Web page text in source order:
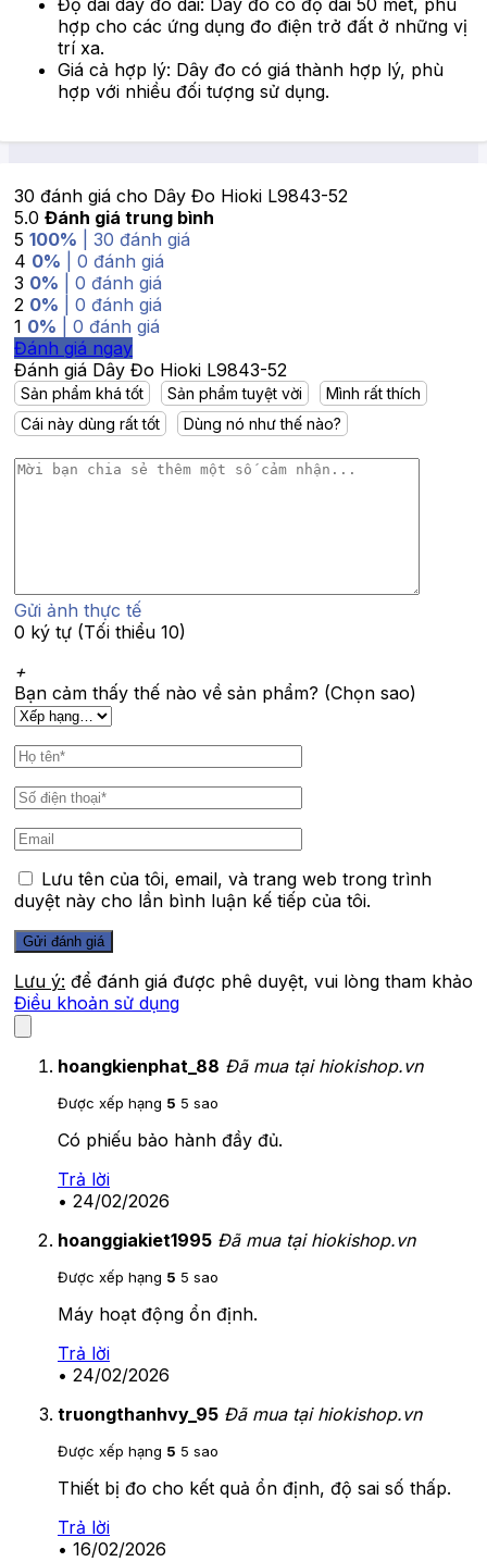
Độ dài dây đo dài: Dây đo có độ dài 50 mét, phù
hợp cho các ứng dụng đo điện trở đất ở những vị
trí xa.
Giá cả hợp lý: Dây đo có giá thành hợp lý, phù
hợp với nhiều đối tượng sử dụng.
30 đánh giá cho Dây Đo Hioki L9843-52
5.0 Đánh giá trung bình
5 100% | 30 đánh giá
4 0% | 0 đánh giá
3 0% | 0 đánh giá
2 0% | 0 đánh giá
1 0% | 0 đánh giá
Đánh giá ngay
Đánh giá Dây Đo Hioki L9843-52
Sản phẩm khá tốt Sản phẩm tuyệt vời
Mình rất thích
Cái này dùng rất tốt
Dùng nó như thế nào?
Gửi ảnh thực tế
0 ký tự (Tối thiểu 10)
+
Bạn cảm thấy thế nào về sản phẩm? (Chọn sao)
Lưu tên của tôi, email, và trang web trong trình
duyệt này cho lần bình luận kế tiếp của tôi.
Lưu ý: để đánh giá được phê duyệt, vui lòng tham khảo
Điều khoản sử dụng
hoangkienphat_88 Đã mua tại hiokishop.vn
Được xếp hạng 5 5 sao
Có phiếu bảo hành đầy đủ.
Trả lời
• 24/02/2026
hoanggiakiet1995 Đã mua tại hiokishop.vn
Được xếp hạng 5 5 sao
Máy hoạt động ổn định.
Trả lời
• 24/02/2026
truongthanhvy_95 Đã mua tại hiokishop.vn
Được xếp hạng 5 5 sao
Thiết bị đo cho kết quả ổn định, độ sai số thấp.
Trả lời
• 16/02/2026